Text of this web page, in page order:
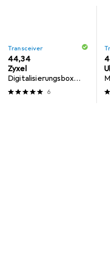
Transceiver
EUR
44,34
Zyxel
Digitalisierungsbox
Glasfasermodem
6